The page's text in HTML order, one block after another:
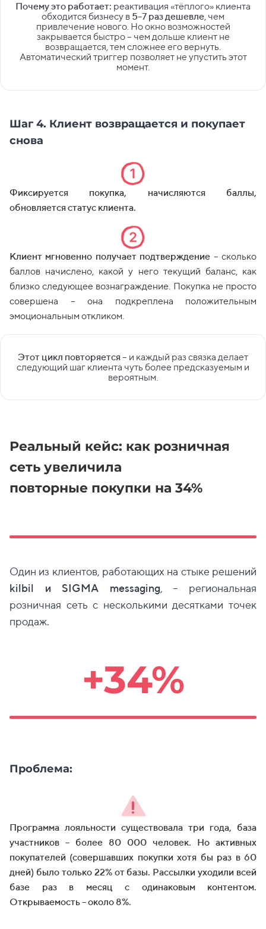
Почему это работает: реактивация «тёплого» клиента
обходится бизнесу в 5–7 раз дешевле, чем
привлечение нового. Но окно возможностей
закрывается быстро – чем дольше клиент не
возвращается, тем сложнее его вернуть.
Автоматический триггер позволяет не упустить этот
момент.
Шаг 4. Клиент возвращается и покупает
снова
Фиксируется покупка, начисляются баллы,
обновляется статус клиента.
Клиент мгновенно получает подтверждение – сколько
баллов начислено, какой у него текущий баланс, как
близко следующее вознаграждение. Покупка не просто
совершена – она подкреплена положительным
эмоциональным откликом.
Этот цикл повторяется– и каждый раз связка делает
следующий шаг клиента чуть более предсказуемым и
вероятным.
Реальный кейс: как розничная
сеть увеличила
повторные покупки на 34%
Один из клиентов, работающих на стыке решений
kilbil и SIGMA messaging, – региональная
розничная сеть с несколькими десятками точек
продаж.
+34%
Проблема:
Программа лояльности существовала три года, база
участников – более 80 000 человек. Но активных
покупателей (совершавших покупки хотя бы раз в 60
дней) было только 22% от базы. Рассылки уходили всей
базе раз в месяц с одинаковым контентом.
Открываемость – около 8%.